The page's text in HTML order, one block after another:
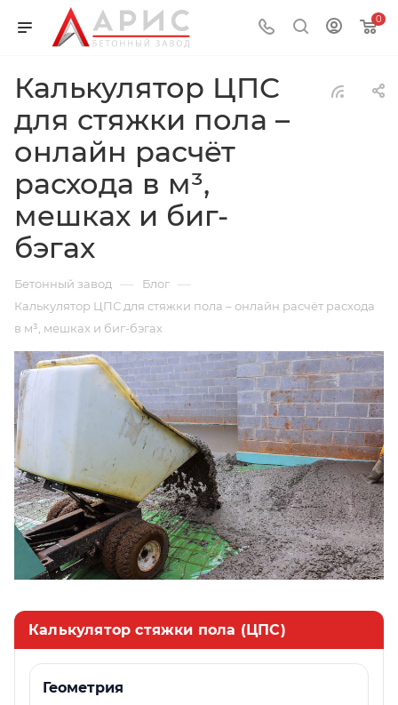
0
Калькулятор ЦПС
для стяжки пола –
онлайн расчёт
расхода в м³,
мешках и биг-
бэгах
Бетонный завод — Блог —
Калькулятор ЦПС для стяжки пола – онлайн расчёт расхода
в м³, мешках и биг-бэгах
Калькулятор стяжки пола (ЦПС)
Геометрия